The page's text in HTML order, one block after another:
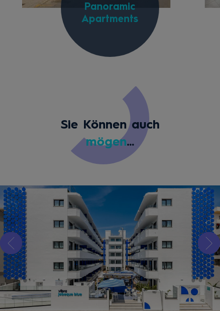
Panoramic
Apartments
Sie Können auch
mögen...